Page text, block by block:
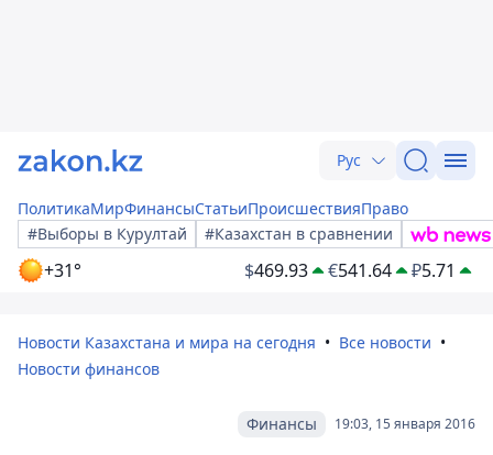
Рус
ПолитикаМирФинансыСтатьиПроисшествияПраво
#Выборы в Курултай
#Казахстан в сравнении
+31° $469.93 €541.64 ₽5.71
Новости Казахстана и мира на сегодня
Все новости
Новости финансов
19:03, 15 января 2016
Финансы